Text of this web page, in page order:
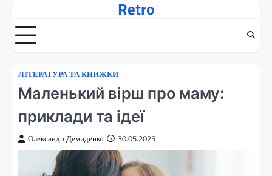
вмісту
Retro
ЛІТЕРАТУРА ТА КНИЖКИ
Маленький вірш про маму:
приклади та ідеї
Олександр Демиденко 30.05.2025